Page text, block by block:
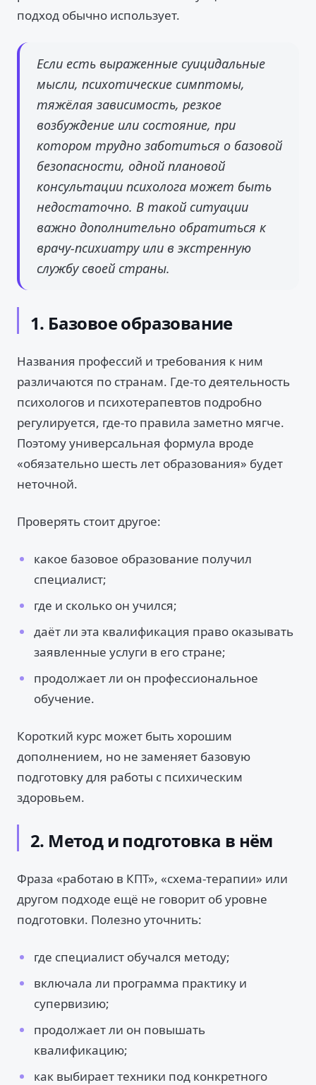
подход обычно использует.
Если есть выраженные суицидальные
мысли, психотические симптомы,
тяжёлая зависимость, резкое
возбуждение или состояние, при
котором трудно заботиться о базовой
безопасности, одной плановой
консультации психолога может быть
недостаточно. В такой ситуации
важно дополнительно обратиться к
врачу-психиатру или в экстренную
службу своей страны.
1. Базовое образование
Названия профессий и требования к ним
различаются по странам. Где-то деятельность
психологов и психотерапевтов подробно
регулируется, где-то правила заметно мягче.
Поэтому универсальная формула вроде
«обязательно шесть лет образования» будет
неточной.
Проверять стоит другое:
какое базовое образование получил
специалист;
где и сколько он учился;
даёт ли эта квалификация право оказывать
заявленные услуги в его стране;
продолжает ли он профессиональное
обучение.
Короткий курс может быть хорошим
дополнением, но не заменяет базовую
подготовку для работы с психическим
здоровьем.
2. Метод и подготовка в нём
Фраза «работаю в КПТ», «схема-терапии» или
другом подходе ещё не говорит об уровне
подготовки. Полезно уточнить:
где специалист обучался методу;
включала ли программа практику и
супервизию;
продолжает ли он повышать
квалификацию;
как выбирает техники под конкретного